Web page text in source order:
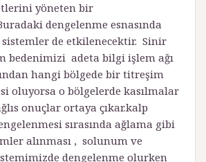
yöneten bir
dengelenme esnasında
sistemler de etkilenecektir. Sinir
bedenimizi adeta bilgi işlem ağı
hangi bölgede bir titreşim
oluyorsa o bölgelerde kasılmalar
onuçlar ortaya çıkar.kalp
sırasında ağlama gibi
alınması , solunum ve
dengelenme olurken